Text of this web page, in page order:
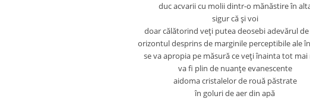
duc acvarii cu molii dintr-o mănăstire în
sigur că şi voi
doar călătorind veţi putea deosebi adevărul de
orizontul desprins de marginile perceptibile ale
se va apropia pe măsură ce veţi înainta tot
va fi plin de nuanţe evanescente
aidoma cristalelor de rouă păstrate
în goluri de aer din apă